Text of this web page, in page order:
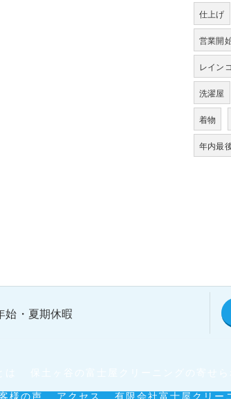
仕上げ
営業開
レイン
洗濯屋
着物
年内最
始・夏期休暇
様の声 アクセス 有限会社富士屋クリー